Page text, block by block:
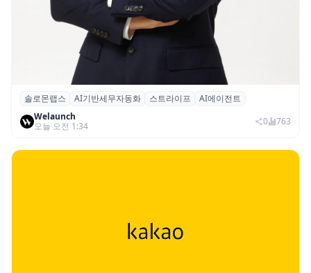
솔로몬랩스, 스트라이프 출신 이창헌 영입…
절세 전략 AI 에이전트 개발 본격화
솔로몬랩스 AI기반세무자동화 스트라이프
AI에이전트
Welaunch
오늘 오전 1:34
0 763